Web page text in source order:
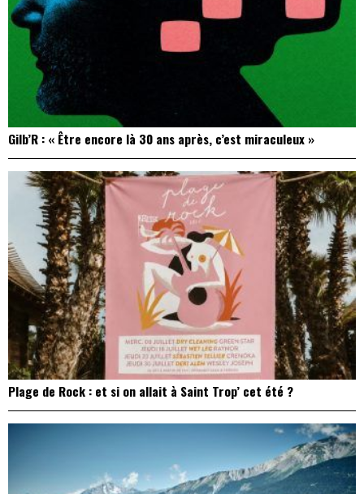
Gilb’R : « Être encore là 30 ans après, c’est miraculeux »
Plage de Rock : et si on allait à Saint Trop’ cet été ?